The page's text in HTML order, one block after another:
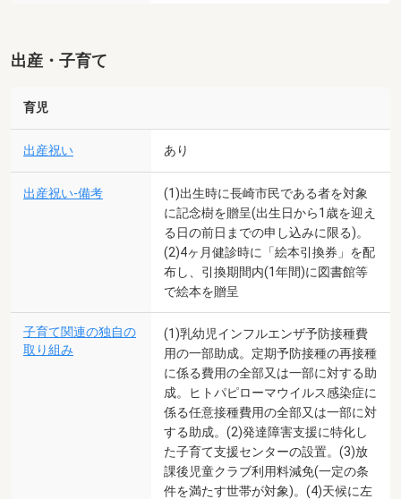
出産・子育て
育児
出産祝い あり
出産祝い-備考
(1)出生時に長崎市民である者を対象
に記念樹を贈呈(出生日から1歳を迎え
る日の前日までの申し込みに限る)。
(2)4ヶ月健診時に「絵本引換券」を配
布し、引換期間内(1年間)に図書館等
で絵本を贈呈
子育て関連の独自の
取り組み
(1)乳幼児インフルエンザ予防接種費
用の一部助成。定期予防接種の再接種
に係る費用の全部又は一部に対する助
成。ヒトパピローマウイルス感染症に
係る任意接種費用の全部又は一部に対
する助成。(2)発達障害支援に特化し
た子育て支援センターの設置。(3)放
課後児童クラブ利用料減免(一定の条
件を満たす世帯が対象)。(4)天候に左